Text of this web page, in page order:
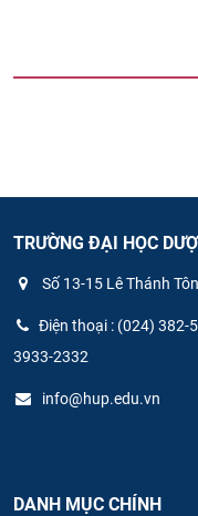
TRƯỜNG ĐẠI HỌC
Số 13-15 Lê Thánh
Điện thoại : (024) 382-
3933-2332
info@hup.edu.vn
DANH MỤC CHÍNH